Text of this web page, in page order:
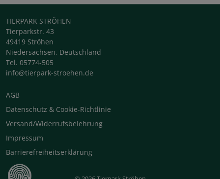
TIERPARK STRÖHEN
Tierparkstr. 43
49419 Ströhen
Niedersachsen, Deutschland
Tel. 05774-505
info@tierpark-stroehen.de
AGB
Datenschutz & Cookie-Richtlinie
Versand/Widerrufsbelehrung
Impressum
Barrierefreiheitserklärung